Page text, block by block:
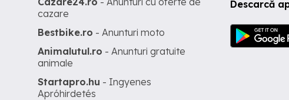
Descarcă
cazare
Bestbike.ro - Anunturi moto
Animalutul.ro - Anunturi gratuite
animale
Startapro.hu - Ingyenes
Apróhirdetés